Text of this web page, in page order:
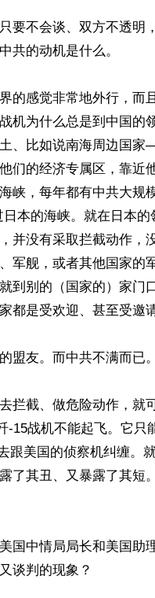
要不会谈、双方不透明
共的动机是什么。
的感觉非常地外行，而
机为什么总是到中国的
、比如说南海周边国
们的经济专属区，靠近
峡，每年都有中共大规
本的海峡。就在日本的
并没有采取拦截动作，
军舰，或者其他国家的
到别的（国家的）家门
都是受欢迎、甚至受邀请
盟友。而中共不满而已。
拦截、做危险动作，就
-15战机不能起飞。它只
跟美国的侦察机纠缠。
了其丑、又暴露了其短
国中情局局长和美国助
谈判的现象？